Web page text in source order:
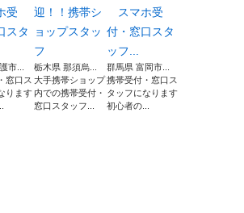
受
スタ
市...
窓口ス
ります
迎！！携帯シ
ョップスタッ
フ
栃木県 那須烏...
大手携帯ショップ
内での携帯受付・
窓口スタッフ...
スマホ受
付・窓口スタ
ッフ...
群馬県 富岡市...
携帯受付・窓口ス
タッフになります
初心者の...